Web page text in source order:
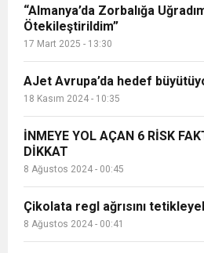
“Almanya’da Zorbalığa
Ötekileştirildim”
17 Mart 2025 - 13:30
AJet Avrupa’da hedef
18 Kasım 2024 - 10:35
İNMEYE YOL AÇAN 6 RİSK
DİKKAT
8 Ağustos 2024 - 00:45
Çikolata regl ağrısını
8 Ağustos 2024 - 00:41